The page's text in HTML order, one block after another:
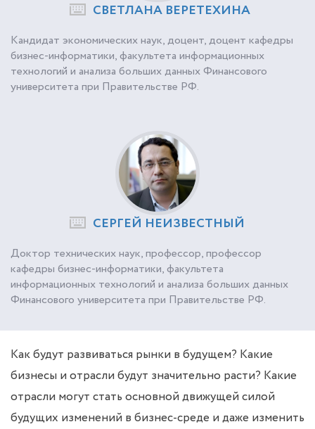
СВЕТЛАНА ВЕРЕТЕХИНА
Кандидат экономических наук, доцент, доцент кафедры
бизнес-информатики, факультета информационных
технологий и анализа больших данных Финансового
университета при Правительстве РФ.
СЕРГЕЙ НЕИЗВЕСТНЫЙ
Доктор технических наук, профессор, профессор
кафедры бизнес-информатики, факультета
информационных технологий и анализа больших данных
Финансового университета при Правительстве РФ.
Как будут развиваться рынки в будущем? Какие
бизнесы и отрасли будут значительно расти? Какие
отрасли могут стать основной движущей силой
будущих изменений в бизнес-среде и даже изменить